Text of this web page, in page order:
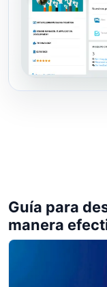
Guía para
manera